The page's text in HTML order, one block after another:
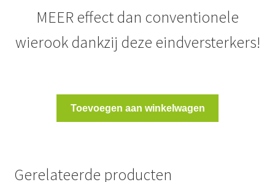
MEER effect dan conventionele
wierook dankzij deze eindversterkers!
Toevoegen aan winkelwagen
Gerelateerde producten